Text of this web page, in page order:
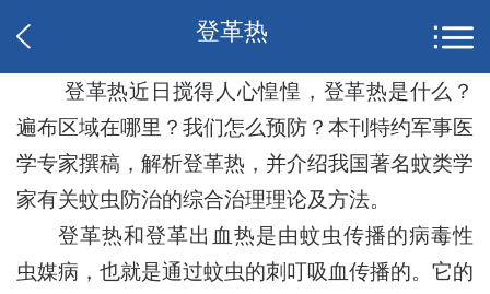
登革热
登革热近日搅得人心惶惶，登革热是什么？
遍布区域在哪里？我们怎么预防？本刊特约军事医
学专家撰稿，解析登革热，并介绍我国著名蚊类学
家有关蚊虫防治的综合治理理论及方法。
登革热和登革出血热是由蚊虫传播的病毒性
虫媒病，也就是通过蚊虫的刺叮吸血传播的。它的